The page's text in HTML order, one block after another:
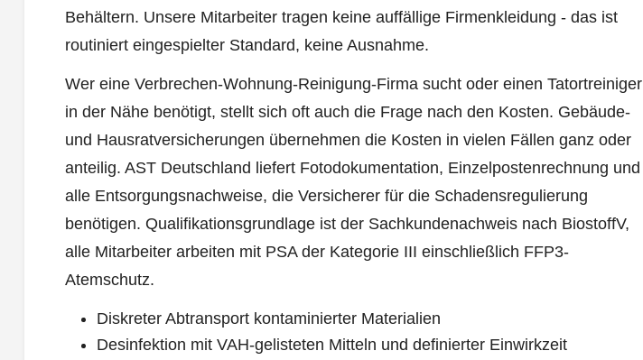
Behältern. Unsere Mitarbeiter tragen keine auffällige Firmenkleidung - das ist
routiniert eingespielter Standard, keine Ausnahme.
Wer eine Verbrechen-Wohnung-Reinigung-Firma sucht oder einen Tatortreiniger
in der Nähe benötigt, stellt sich oft auch die Frage nach den Kosten. Gebäude-
und Hausratversicherungen übernehmen die Kosten in vielen Fällen ganz oder
anteilig. AST Deutschland liefert Fotodokumentation, Einzelpostenrechnung und
alle Entsorgungsnachweise, die Versicherer für die Schadensregulierung
benötigen. Qualifikationsgrundlage ist der Sachkundenachweis nach BiostoffV,
alle Mitarbeiter arbeiten mit PSA der Kategorie III einschließlich FFP3-
Atemschutz.
Diskreter Abtransport kontaminierter Materialien
Desinfektion mit VAH-gelisteten Mitteln und definierter Einwirkzeit